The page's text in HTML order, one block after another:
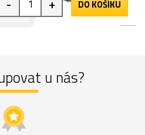
- + DO KOŠÍKU
u nás?